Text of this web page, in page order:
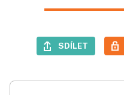
SDÍLET